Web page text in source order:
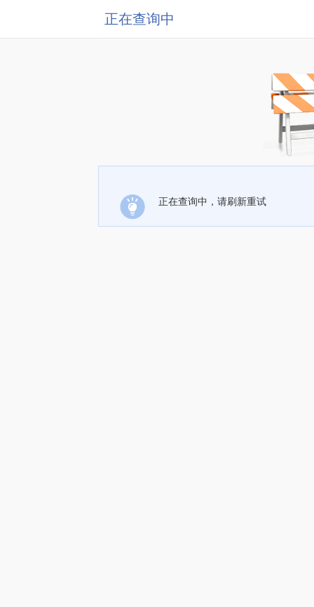
正在查询中
正在查询中，请刷新重试